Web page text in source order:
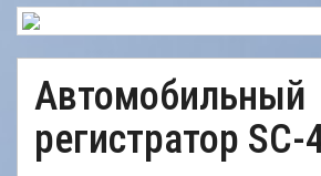
РЕМОНТ
ВИДЕОНАБЛЮДЕНИЯ
УСЛУГИ
НАШИ
Автомобильный
регистратор SC-